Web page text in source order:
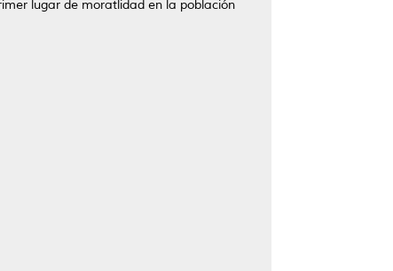
lugar de moratlidad en la población